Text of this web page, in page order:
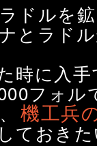
ドルを
とラド
時に入
フォル
機工兵
ておき